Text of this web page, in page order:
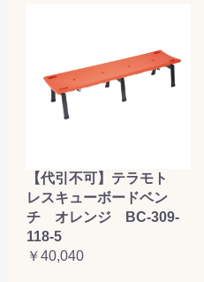
【代引不可】テラモト
レスキューボードベン
チ オレンジ BC-309-
118-5
￥40,040